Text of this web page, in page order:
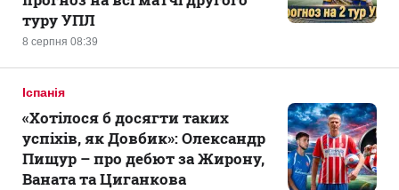
8 серпня 08:39
туру УПЛ
Іспанія
«Хотілося б досягти таких
успіхів, як Довбик»: Олександр
Пищур – про дебют за Жирону,
Ваната та Циганкова